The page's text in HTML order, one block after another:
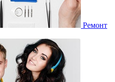
Ремонт